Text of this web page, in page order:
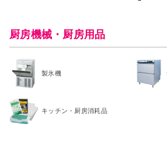
厨房機械・厨房用品
製氷機
キッチン・厨房消耗品